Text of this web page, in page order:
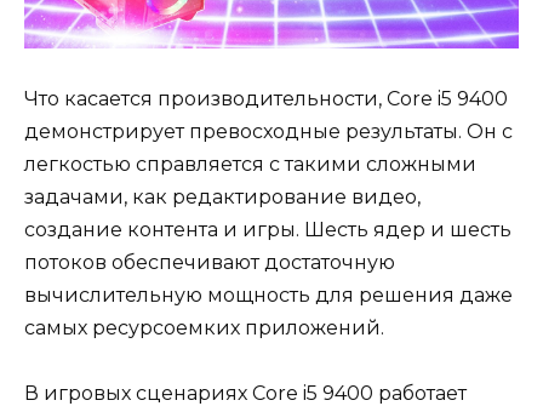
Что касается производительности, Core i5 9400
демонстрирует превосходные результаты. Он с
легкостью справляется с такими сложными
задачами, как редактирование видео,
создание контента и игры. Шесть ядер и шесть
потоков обеспечивают достаточную
вычислительную мощность для решения даже
самых ресурсоемких приложений.
В игровых сценариях Core i5 9400 работает